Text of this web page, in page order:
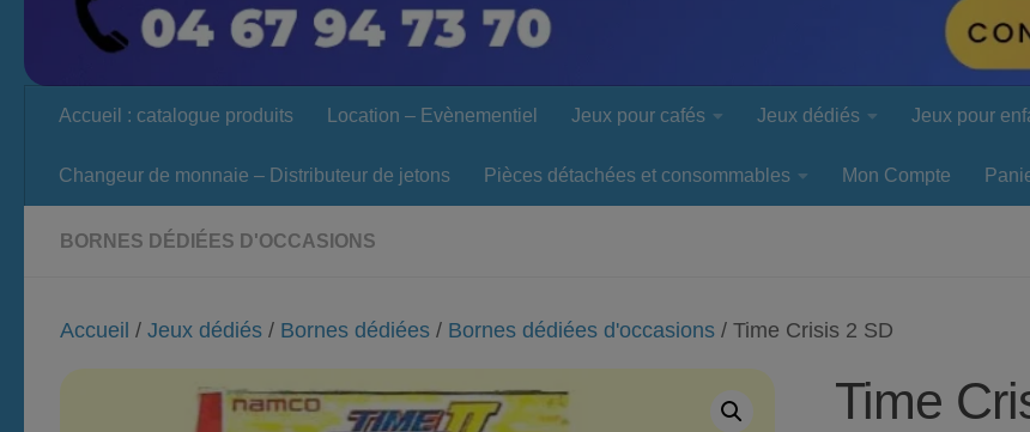
Accueil : catalogue produits Location – Evènementiel Jeux pour cafés Jeux dédiés Jeux pour
Changeur de monnaie – Distributeur de jetons Pièces détachées et consommables Mon Compte
BORNES DÉDIÉES D'OCCASIONS
Accueil / Jeux dédiés / Bornes dédiées / Bornes dédiées d'occasions / Time Crisis 2 SD
Time